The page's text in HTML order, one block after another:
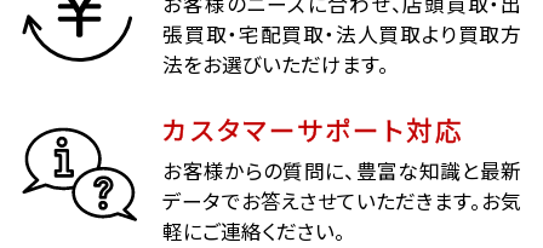
張買取・宅配買取・法人買取より買取方
法をお選びいただけます。
カスタマーサポート対応
お客様からの質問に、豊富な知識と最新
データでお答えさせていただきます。お気
軽にご連絡ください。